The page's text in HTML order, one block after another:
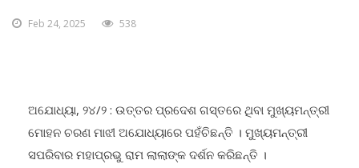
Feb 24, 2025 538
ଅଯୋଧ୍ୟା, ୨୪/୨ : ଉତ୍ତର ପ୍ରଦେଶ ଗସ୍ତରେ ଥିବା ମୁଖ୍ୟମନ୍ତ୍ରୀ
ମୋହନ ଚରଣ ମାଝୀ ଅଯୋଧ୍ୟାରେ ପହଁଚିଛନ୍ତି । ମୁଖ୍ୟମନ୍ତ୍ରୀ
ସପରିବାର ମହାପ୍ରଭୁ ରାମ ଲାଲାଙ୍କ ଦର୍ଶନ କରିଛନ୍ତି ।